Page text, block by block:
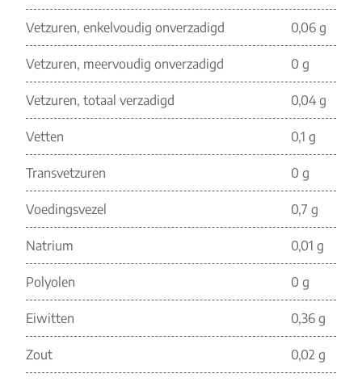
Vetzuren, enkelvoudig onverzadigd 0,06 g
Vetzuren, meervoudig onverzadigd 0 g
Vetzuren, totaal verzadigd 0,04 g
Vetten 0,1 g
Transvetzuren 0 g
Voedingsvezel 0,7 g
Natrium 0,01 g
Polyolen 0 g
Eiwitten 0,36 g
Zout 0,02 g